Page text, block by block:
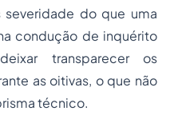
do que uma
condução de inquérito
transparecer os
as oitivas, o que não
técnico.